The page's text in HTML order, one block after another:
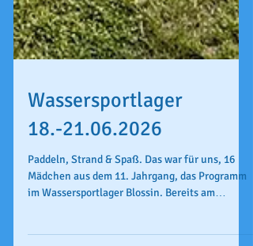
Wassersportlager
18.-21.06.2026
Paddeln, Strand & Spaß. Das war für uns, 16
im Wassersportlager Blossin. Bereits am